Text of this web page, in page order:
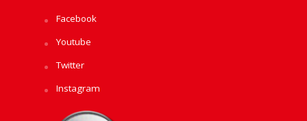
Facebook
Youtube
Twitter
Instagram